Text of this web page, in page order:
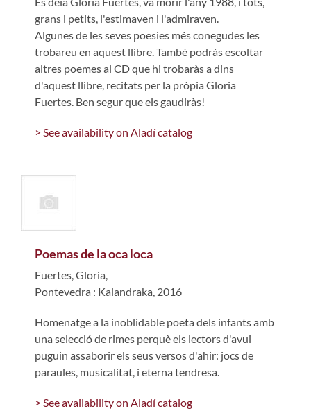
grans i petits, l'estimaven i l'admiraven.
Algunes de les seves poesies més conegudes les
trobareu en aquest llibre. També podràs escoltar
altres poemes al CD que hi trobaràs a dins
d'aquest llibre, recitats per la pròpia Gloria
Fuertes. Ben segur que els gaudiràs!
> See availability on Aladí catalog
Poemas de la oca loca
Fuertes, Gloria,
Pontevedra : Kalandraka, 2016
Homenatge a la inoblidable poeta dels infants amb
una selecció de rimes perquè els lectors d'avui
puguin assaborir els seus versos d'ahir: jocs de
paraules, musicalitat, i eterna tendresa.
> See availability on Aladí catalog